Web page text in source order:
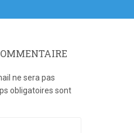
ne sera pas
obligatoires sont